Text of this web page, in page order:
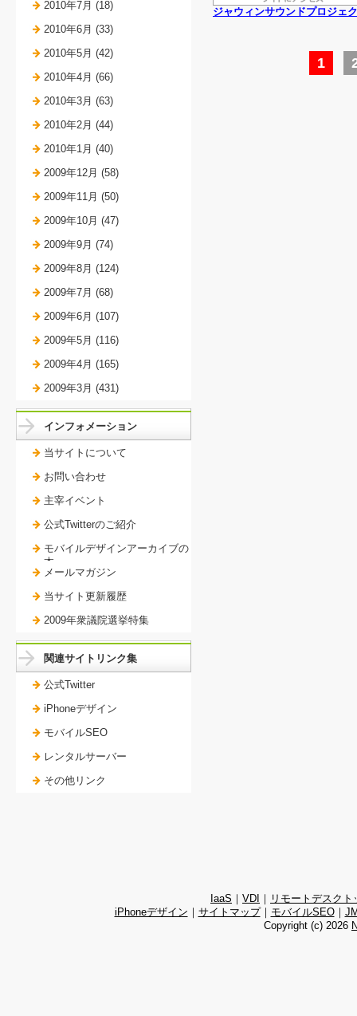
ジャウィンサウンドプロジェ
1
2010年7月 (18)
2010年6月 (33)
2010年5月 (42)
2010年4月 (66)
2010年3月 (63)
2010年2月 (44)
2010年1月 (40)
2009年12月 (58)
2009年11月 (50)
2009年10月 (47)
2009年9月 (74)
2009年8月 (124)
2009年7月 (68)
2009年6月 (107)
2009年5月 (116)
2009年4月 (165)
2009年3月 (431)
インフォメーション
当サイトについて
お問い合わせ
主宰イベント
公式Twitterのご紹介
モバイルデザインアーカイブの
本。
メールマガジン
当サイト更新履歴
2009年衆議院選挙特集
関連サイトリンク集
公式Twitter
iPhoneデザイン
モバイルSEO
レンタルサーバー
その他リンク
IaaS ｜ VDI ｜ リモートデスクト
iPhoneデザイン ｜ サイトマップ｜ モバイルSEO｜
Copyright (c) 2026